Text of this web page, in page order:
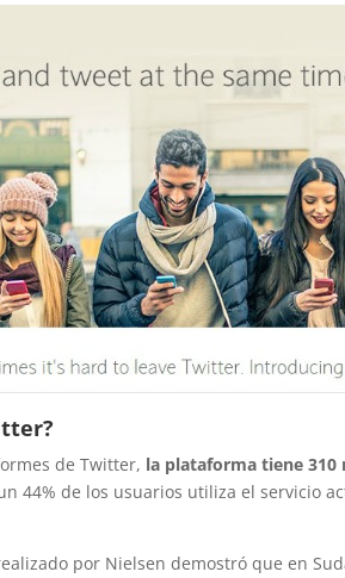
de Twitter, la plataforma tiene 310
44% de los usuarios utiliza el servicio
por Nielsen demostró que en